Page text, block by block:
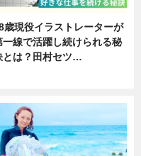
歳現役イラストレーターが
一線で活躍し続けられる秘
とは？田村セツ…